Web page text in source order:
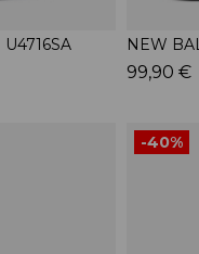
NEW
99,90 €
-40%